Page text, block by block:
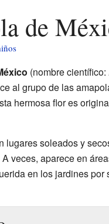
de
(nombre científico:
al grupo de las
hermosa flor es
lugares soleados y
veces, aparece en
en los jardines